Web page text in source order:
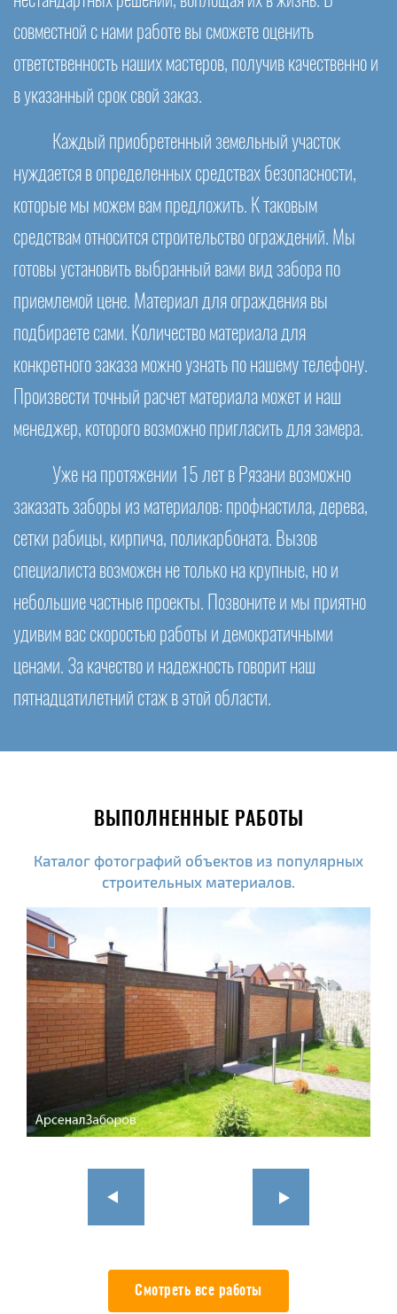
совместной с нами работе вы сможете оценить
ответственность наших мастеров, получив качественно и
в указанный срок свой заказ.
Каждый приобретенный земельный участок
нуждается в определенных средствах безопасности,
которые мы можем вам предложить. К таковым
средствам относится строительство ограждений. Мы
готовы установить выбранный вами вид забора по
приемлемой цене. Материал для ограждения вы
подбираете сами. Количество материала для
конкретного заказа можно узнать по нашему телефону.
Произвести точный расчет материала может и наш
менеджер, которого возможно пригласить для замера.
Уже на протяжении 15 лет в Рязани возможно
заказать заборы из материалов: профнастила, дерева,
сетки рабицы, кирпича, поликарбоната. Вызов
специалиста возможен не только на крупные, но и
небольшие частные проекты. Позвоните и мы приятно
удивим вас скоростью работы и демократичными
ценами. За качество и надежность говорит наш
пятнадцатилетний стаж в этой области.
ВЫПОЛНЕННЫЕ РАБОТЫ
Каталог фотографий объектов из популярных
строительных материалов.
Смотреть все работы